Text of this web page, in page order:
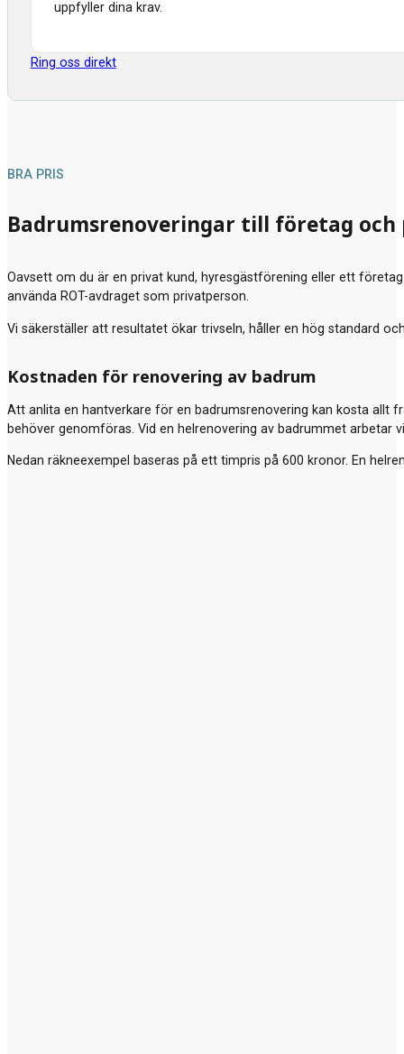
uppfyller dina krav.
Ring oss direkt
Badrumsrenoveringar till företag
Oavsett om du är en privat kund, hyresgästförening eller ett
använda ROT-avdraget som privatperson.
Vi säkerställer att resultatet ökar trivseln, håller en hög standard
BRA PRIS
Kostnaden för renovering av badrum
Att anlita en hantverkare för en badrumsrenovering kan kosta allt
behöver genomföras. Vid en helrenovering av badrummet arbetar
Nedan räkneexempel baseras på ett timpris på 600 kronor. En